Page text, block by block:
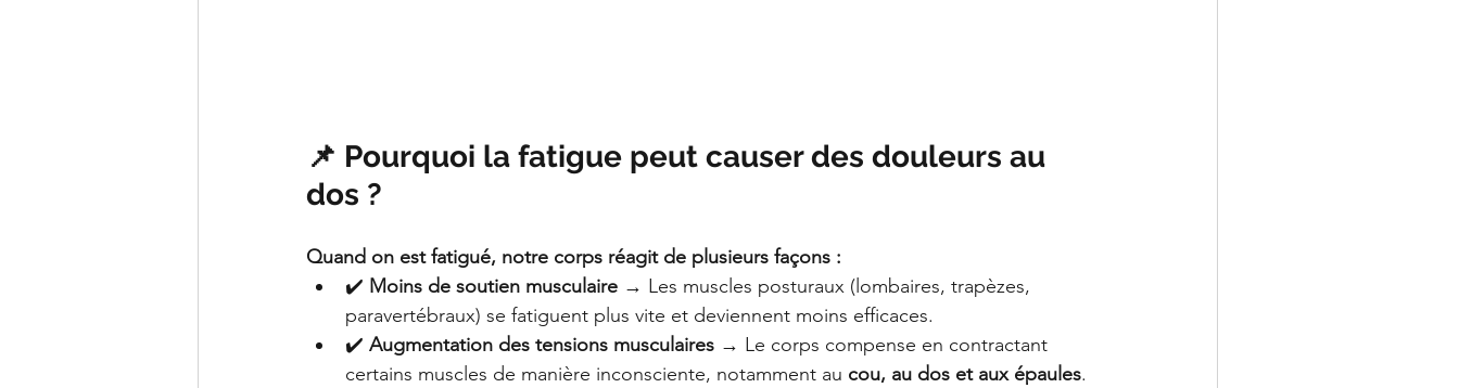
📌 Pourquoi la fatigue peut causer des douleurs au
dos ?
Quand on est fatigué, notre corps réagit de plusieurs façons :
✔️ Moins de soutien musculaire → Les muscles posturaux (lombaires, trapèzes,
paravertébraux) se fatiguent plus vite et deviennent moins efficaces.
✔️ Augmentation des tensions musculaires → Le corps compense en contractant
certains muscles de manière inconsciente, notamment au cou, au dos et aux épaules.